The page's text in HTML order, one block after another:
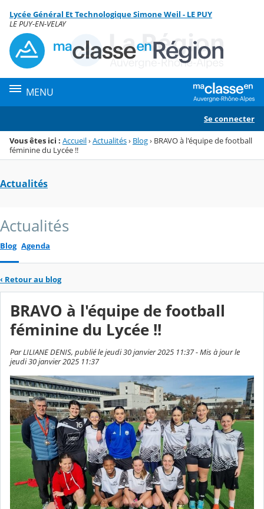
Menu de la rubrique
Contenu
Lycée Général Et Technologique Simone Weil - LE PUY
LE PUY-EN-VELAY
MENU
Se connecter
Vous êtes ici : Accueil›Actualités› Blog› BRAVO à l'équipe de football
féminine du Lycée !!
Actualités
Actualités
Blog Agenda
‹ Retour au blog
BRAVO à l'équipe de football
féminine du Lycée !!
Par LILIANE DENIS, publié le jeudi 30 janvier 2025 11:37 - Mis à jour le
jeudi 30 janvier 2025 11:37